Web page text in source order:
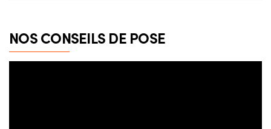
NOS CONSEILS DE POSE